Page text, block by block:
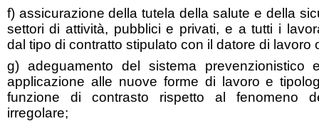
f) assicurazione della tutela della salute e della
settori di attività, pubblici e privati, e a tutti i
dal tipo di contratto stipulato con il datore di lavoro
g) adeguamento del sistema
applicazione alle nuove forme di lavoro e
funzione di contrasto rispetto al fenomeno
irregolare;